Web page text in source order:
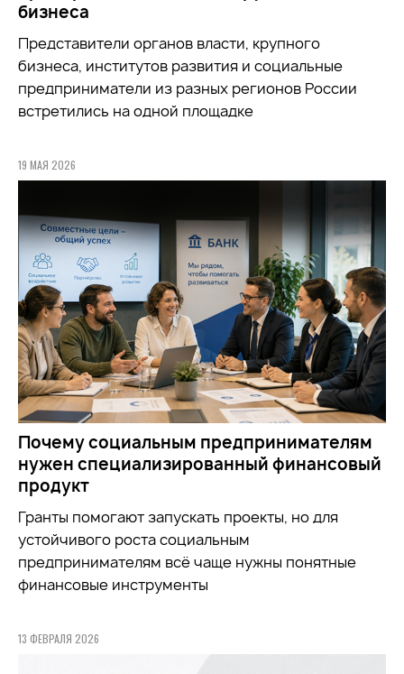
бизнеса
Представители органов власти, крупного
бизнеса, институтов развития и социальные
предприниматели из разных регионов России
встретились на одной площадке
19 МАЯ 2026
Почему социальным предпринимателям
нужен специализированный финансовый
продукт
Гранты помогают запускать проекты, но для
устойчивого роста социальным
предпринимателям всё чаще нужны понятные
финансовые инструменты
13 ФЕВРАЛЯ 2026